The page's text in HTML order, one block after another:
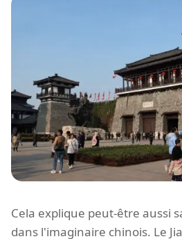
Cela explique peut-être aussi
dans l'imaginaire chinois. Le